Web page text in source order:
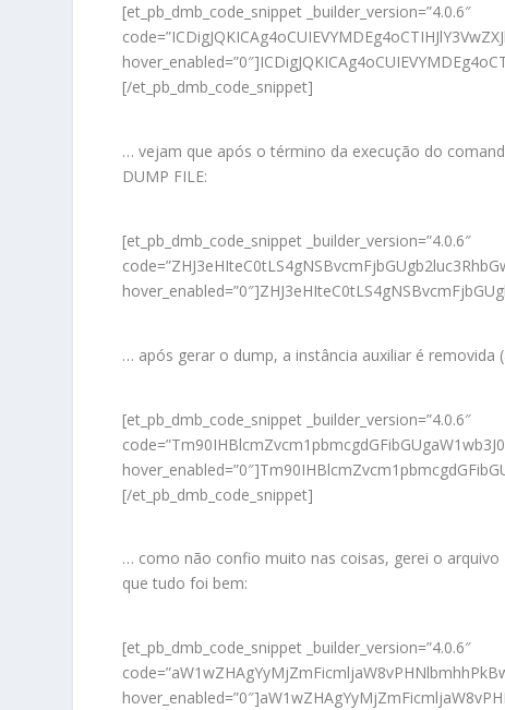
[et_pb_dmb_code_snippet _builder_version=”4.0.6″
[/et_pb_dmb_code_snippet]
… vejam que após o término da execução do
DUMP FILE:
[et_pb_dmb_code_snippet _builder_version=”4.0.6″
… após gerar o dump, a instância auxiliar é
[et_pb_dmb_code_snippet _builder_version=”4.0.6″
[/et_pb_dmb_code_snippet]
… como não confio muito nas coisas, gerei o
que tudo foi bem:
[et_pb_dmb_code_snippet _builder_version=”4.0.6″